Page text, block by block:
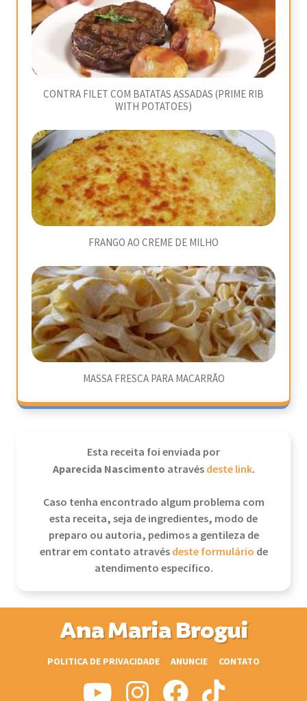
CONTRA FILET COM BATATAS ASSADAS (PRIME RIB
WITH POTATOES)
FRANGO AO CREME DE MILHO
MASSA FRESCA PARA MACARRÃO
Esta receita foi enviada por
Aparecida Nascimento atravésdeste link.
Caso tenha encontrado algum problema com
esta receita, seja de ingredientes, modo de
preparo ou autoria, pedimos a gentileza de
entrar em contato atravésdeste formulário de
atendimento específico.
Ana Maria Brogui
POLITICA DE PRIVACIDADE ANUNCIE CONTATO